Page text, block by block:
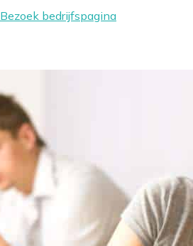
Bezoek bedrijfspagina